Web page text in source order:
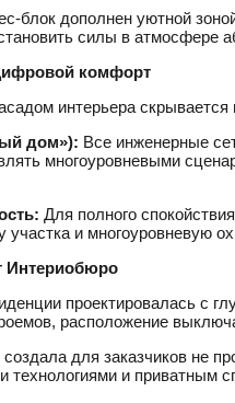
блок дополнен уютной
силы в атмосфере
комфорт
интерьера
дом»): Все инженерные
многоуровневыми
Для полного
и многоуровневую
Интериобюро
проектировалась с
расположение
для заказчиков не
технологиями и приватным